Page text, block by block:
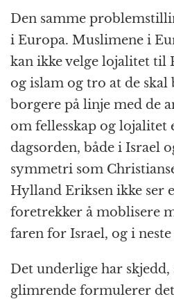
Den samme
i Europa. Muslimene i
kan ikke velge lojalitet til
og islam og tro at de skal
borgere på linje med de
om fellesskap og lojalitet
dagsorden, både i Israel
symmetri som
Hylland Eriksen ikke ser
foretrekker å moblisere
faren for Israel, og i
Det underlige har skjedd,
glimrende formulerer